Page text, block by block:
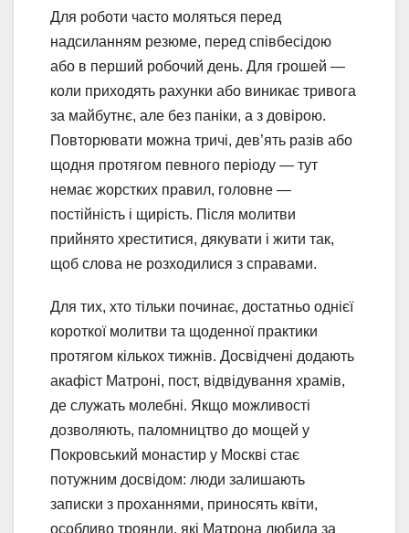
Для роботи часто моляться перед
надсиланням резюме, перед співбесідою
або в перший робочий день. Для грошей —
коли приходять рахунки або виникає тривога
за майбутнє, але без паніки, а з довірою.
Повторювати можна тричі, дев’ять разів або
щодня протягом певного періоду — тут
немає жорстких правил, головне —
постійність і щирість. Після молитви
прийнято хреститися, дякувати і жити так,
щоб слова не розходилися з справами.
Для тих, хто тільки починає, достатньо однієї
короткої молитви та щоденної практики
протягом кількох тижнів. Досвідчені додають
акафіст Матроні, пост, відвідування храмів,
де служать молебні. Якщо можливості
дозволяють, паломництво до мощей у
Покровський монастир у Москві стає
потужним досвідом: люди залишають
записки з проханнями, приносять квіти,
особливо троянди, які Матрона любила за